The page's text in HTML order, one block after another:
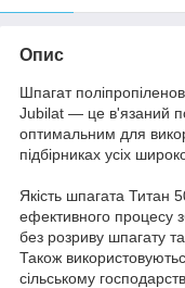
Опис
Шпагат
Jubilat — це в'язаний
оптимальним для
підбірниках усіх
Якість шпагата Титан
ефективного процесу
без розриву шпагату та
Також
сільському